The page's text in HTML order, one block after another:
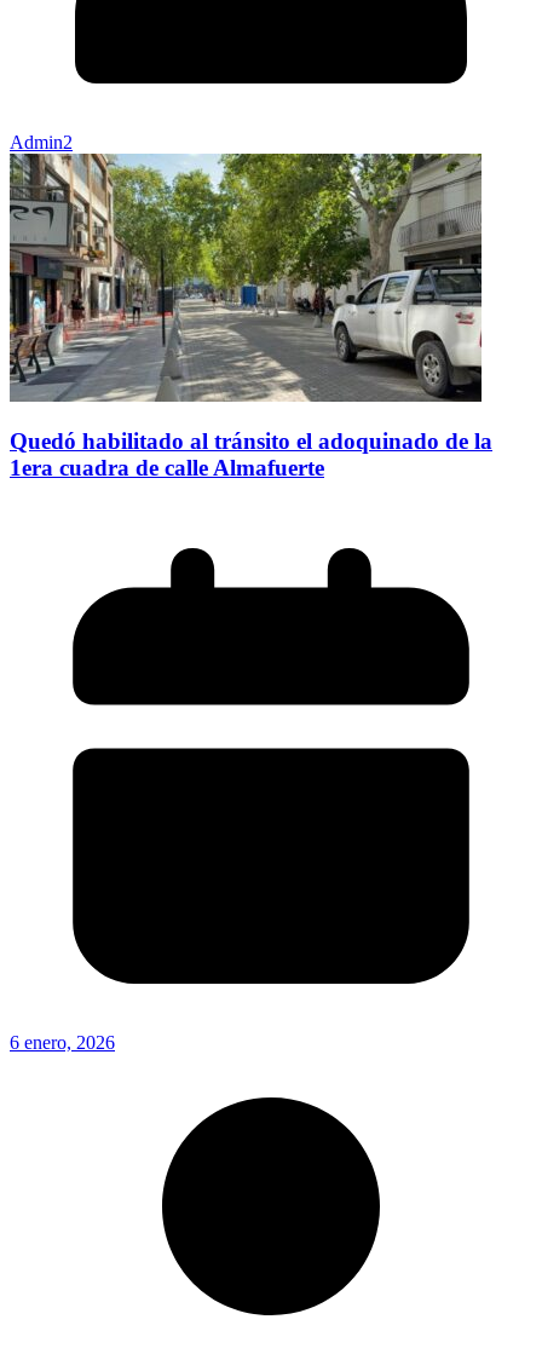
Admin2
Quedó habilitado al tránsito el adoquinado de la
1era cuadra de calle Almafuerte
6 enero, 2026